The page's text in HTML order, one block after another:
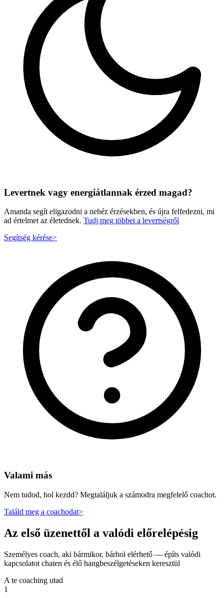
Levertnek vagy energiátlannak érzed magad?
Amanda segít eligazodni a nehéz érzésekben, és újra felfedezni, mi
ad értelmet az életednek. Tudj meg többet a levertségről
Segítség kérése>
Valami más
Nem tudod, hol kezdd? Megtaláljuk a számodra megfelelő coachot.
Találd meg a coachodat>
Az első üzenettől a valódi előrelépésig
Személyes coach, aki bármikor, bárhol elérhető — építs valódi
kapcsolatot chaten és élő hangbeszélgetéseken keresztül
A te coaching utad
1